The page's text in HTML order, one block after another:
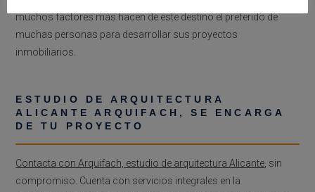
muchos factores más hacen de este destino el preferido de
muchas personas para desarrollar sus proyectos
inmobiliarios.
ESTUDIO DE ARQUITECTURA
ALICANTE ARQUIFACH, SE ENCARGA
DE TU PROYECTO
Contacta con Arquifach, estudio de arquitectura Alicante, sin
compromiso. Cuenta con servicios integrales en la